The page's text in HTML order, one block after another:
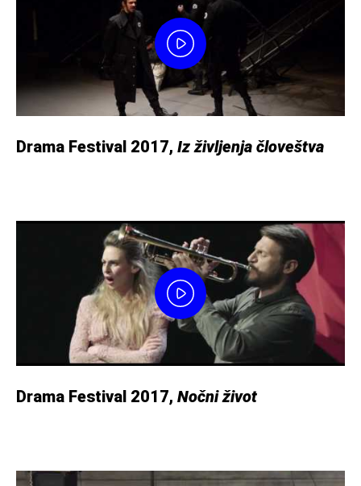
Drama Festival 2017, Iz življenja človeštva
Drama Festival 2017, Nočni život